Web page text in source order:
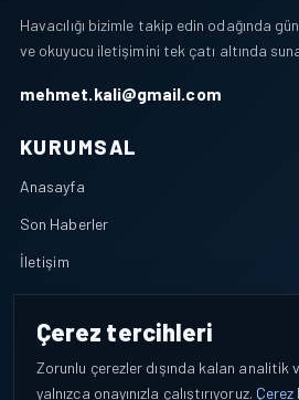
Havacılığı bizimle takip edin odağında
ve okuyucu iletişimini tek çatı altında
mehmet.kali@gmail.com
KURUMSAL
Anasayfa
Son Haberler
İletişim
Çerez Politikası
Çerez tercihleri
Zorunlu çerezler dışında kalan analitik
yalnızca onayınızla çalıştırıyoruz. Çerez